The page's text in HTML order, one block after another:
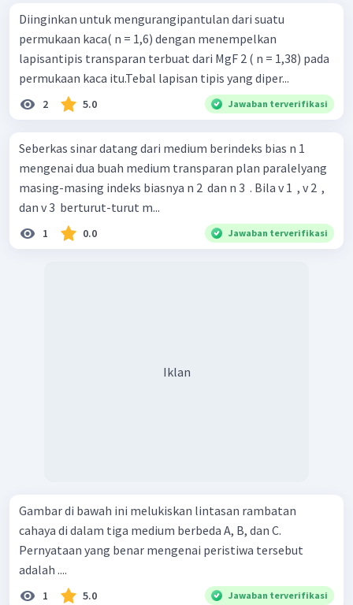
Diinginkan untuk mengurangipantulan dari suatu
permukaan kaca( n = 1,6) dengan menempelkan
lapisantipis transparan terbuat dari MgF 2 ( n = 1,38) pada
permukaan kaca itu.Tebal lapisan tipis yang diper...
2 5.0 Jawaban terverifikasi
Seberkas sinar datang dari medium berindeks bias n 1
mengenai dua buah medium transparan plan paralelyang
masing-masing indeks biasnya n 2 ​ dan n 3 ​ . Bila v 1 ​ , v 2 ​ ,
dan v 3 ​ berturut-turut m...
1 0.0 Jawaban terverifikasi
Iklan
Gambar di bawah ini melukiskan lintasan rambatan
cahaya di dalam tiga medium berbeda A, B, dan C.
Pernyataan yang benar mengenai peristiwa tersebut
adalah ....
1 5.0 Jawaban terverifikasi